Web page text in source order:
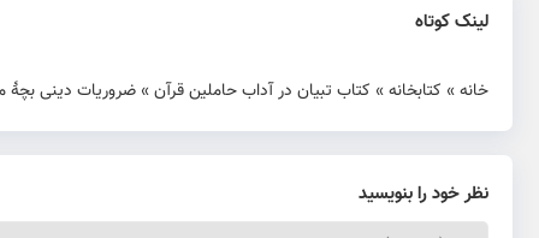
لینک کوتاه
خانه» کتابخانه» کتاب تبیان در آداب حاملین قرآن» ضروریات دینی بچۀ
نظر خود را بنویسید